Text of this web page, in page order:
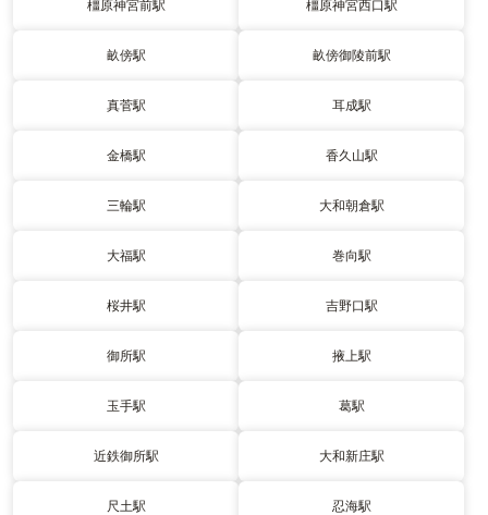
橿原神宮前駅 橿原神宮西口駅
畝傍駅 畝傍御陵前駅
真菅駅 耳成駅
金橋駅 香久山駅
三輪駅 大和朝倉駅
大福駅 巻向駅
桜井駅 吉野口駅
御所駅 掖上駅
玉手駅 葛駅
近鉄御所駅 大和新庄駅
尺土駅 忍海駅